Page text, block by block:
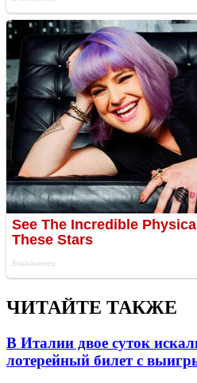
ЧИТАЙТЕ ТАКЖЕ
В Италии двое суток
лотерейный билет с